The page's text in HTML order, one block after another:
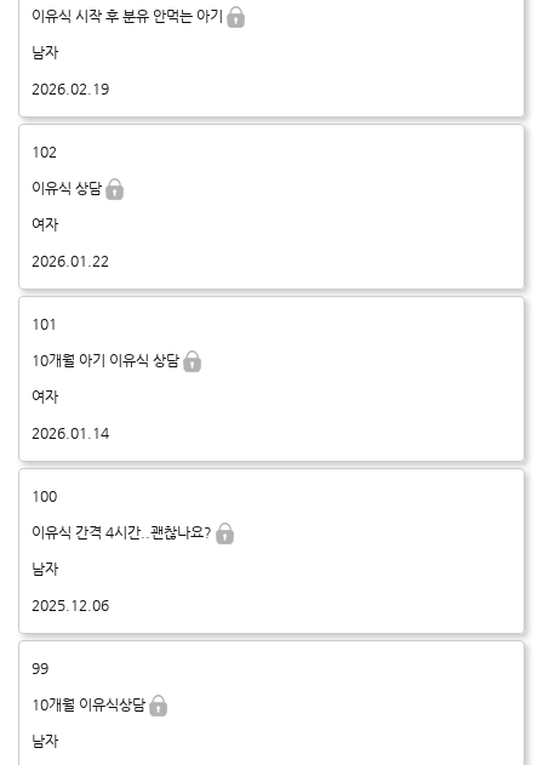
이유식 시작 후 분유 안먹는 아기
남자
2026.02.19
102
이유식 상담
여자
2026.01.22
101
10개월 아기 이유식 상담
여자
2026.01.14
100
이유식 간격 4시간..괜찮나요?
남자
2025.12.06
99
10개월 이유식상담
남자